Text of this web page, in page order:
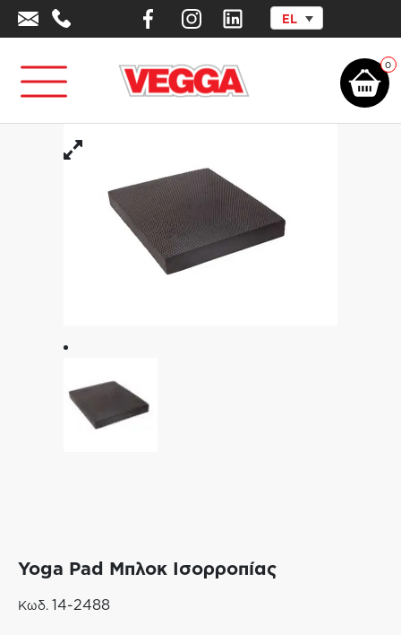
EL
0
Αρχική σελίδα Αθλητικά Είδη - Εξοπλισμός/Είδη Ενδυνάμωσης -
Yoga Pad Μπλοκ Ισορροπίας
Κωδ. 14-2488